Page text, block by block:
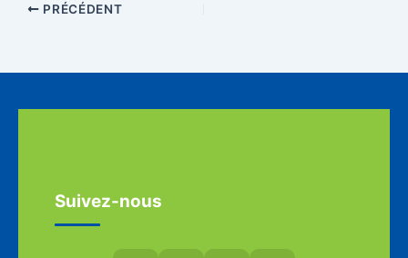
PRÉCÉDENT
Suivez-nous